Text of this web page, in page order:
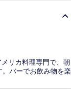
リカ料理専門で、朝
バーでお飲み物を楽